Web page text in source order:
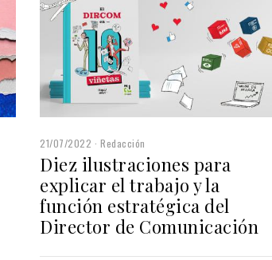
21/07/2022 Redacción
Diez ilustraciones para
explicar el trabajo y la
función estratégica del
Director de Comunicación